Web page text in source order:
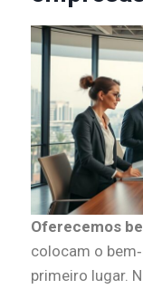
Oferecemos
colocam o
primeiro lugar.